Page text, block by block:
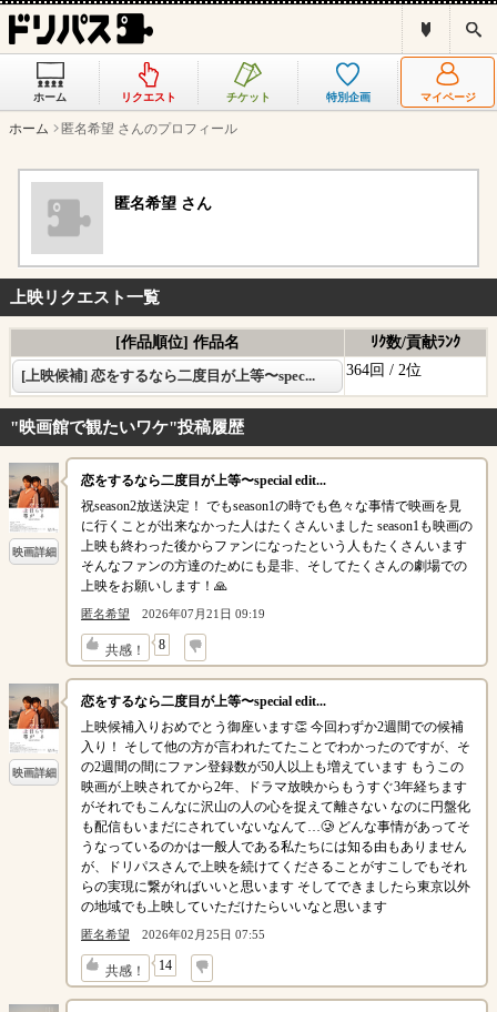
リ
ス
と
索
ホーム リクエスト チケット 特別企画 マイページ
ホーム 匿名希望 さんのプロフィール
匿名希望 さん
上映リクエスト一覧
[作品順位] 作品名
ﾘｸ数/貢献ﾗﾝｸ
[上映候補] 恋をするなら二度目が上等〜spec...
364回 / 2位
"映画館で観たいワケ"投稿履歴
映画詳細
恋をするなら二度目が上等〜special edit...
祝season2放送決定！ でもseason1の時でも色々な事情で映画を見
に行くことが出来なかった人はたくさんいました season1も映画の
上映も終わった後からファンになったという人もたくさんいます
そんなファンの方達のためにも是非、そしてたくさんの劇場での
上映をお願いします！🙏
匿名希望 2026年07月21日 09:19
共感！ 8
↓
映画詳細
恋をするなら二度目が上等〜special edit...
上映候補入りおめでとう御座います👏 今回わずか2週間での候補
入り！ そして他の方が言われたてたことでわかったのですが、そ
の2週間の間にファン登録数が50人以上も増えています もうこの
映画が上映されてから2年、ドラマ放映からもうすぐ3年経ちます
がそれでもこんなに沢山の人の心を捉えて離さない なのに円盤化
も配信もいまだにされていないなんて…🥲 どんな事情があってそ
うなっているのかは一般人である私たちには知る由もありません
が、ドリパスさんで上映を続けてくださることがすこしでもそれ
らの実現に繋がればいいと思います そしてできましたら東京以外
の地域でも上映していただけたらいいなと思います
匿名希望 2026年02月25日 07:55
共感！ 14
↓